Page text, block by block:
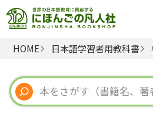
HOME 日本語学習者用教科書